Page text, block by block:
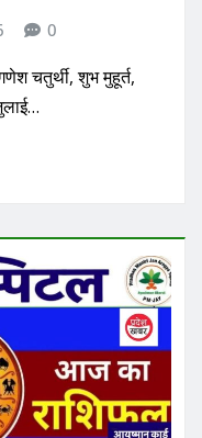
0
चतुर्थी, शुभ मुहूर्त,